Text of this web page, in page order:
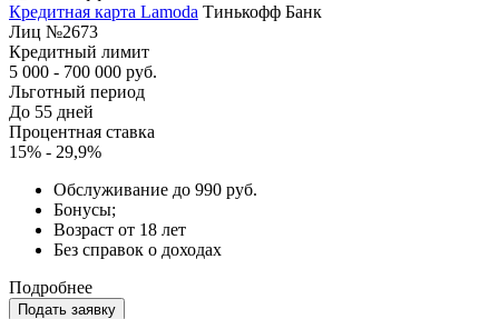
Кредитная карта Lamoda Тинькофф Банк
Лиц №2673
Кредитный лимит
5 000 - 700 000 руб.
Льготный период
До 55 дней
Процентная ставка
15% - 29,9%
Обслуживание до 990 руб.
Бонусы;
Возраст от 18 лет
Без справок о доходах
Подробнее
Подать заявку